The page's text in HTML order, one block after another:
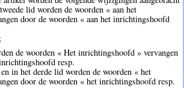
lid worden de woorden « aan het
door de woorden « aan het inrichtingshoofd
de woorden « Het inrichtingshoofd » vervangen
resp.
in het derde lid worden de woorden « het
door de woorden « het inrichtingshoofd resp.